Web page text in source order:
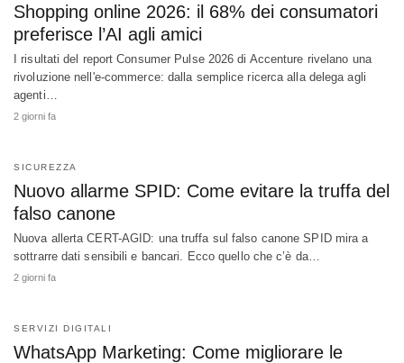
Shopping online 2026: il 68% dei consumatori
preferisce l’AI agli amici
I risultati del report Consumer Pulse 2026 di Accenture rivelano una
rivoluzione nell'e-commerce: dalla semplice ricerca alla delega agli
agenti…
2 giorni fa
SICUREZZA
Nuovo allarme SPID: Come evitare la truffa del
falso canone
Nuova allerta CERT-AGID: una truffa sul falso canone SPID mira a
sottrarre dati sensibili e bancari. Ecco quello che c’è da…
2 giorni fa
SERVIZI DIGITALI
WhatsApp Marketing: Come migliorare le